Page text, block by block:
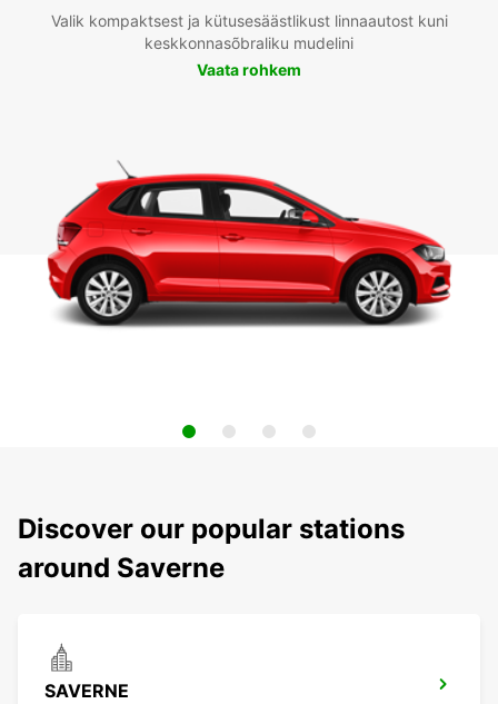
Valik kompaktsest ja kütusesäästlikust linnaautost kuni
keskkonnasõbraliku mudelini
Vaata rohkem
Discover our popular stations
around Saverne
SAVERNE